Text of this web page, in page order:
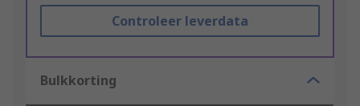
Controleer leverdata
Bulkkorting